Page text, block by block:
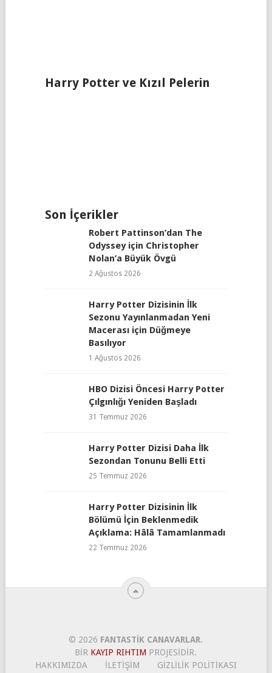
Harry Potter ve Kızıl Pelerin
Son İçerikler
Robert Pattinson’dan The
Odyssey için Christopher
Nolan’a Büyük Övgü
2 Ağustos 2026
Harry Potter Dizisinin İlk
Sezonu Yayınlanmadan Yeni
Macerası için Düğmeye
Basılıyor
1 Ağustos 2026
HBO Dizisi Öncesi Harry Potter
Çılgınlığı Yeniden Başladı
31 Temmuz 2026
Harry Potter Dizisi Daha İlk
Sezondan Tonunu Belli Etti
25 Temmuz 2026
Harry Potter Dizisinin İlk
Bölümü İçin Beklenmedik
Açıklama: Hâlâ Tamamlanmadı
22 Temmuz 2026
© 2026 FANTASTIK CANAVARLAR.
BIR KAYIP RIHTIM PROJESIDIR.
HAKKIMIZDA
İLETIŞIM GIZLILIK POLITIKASI